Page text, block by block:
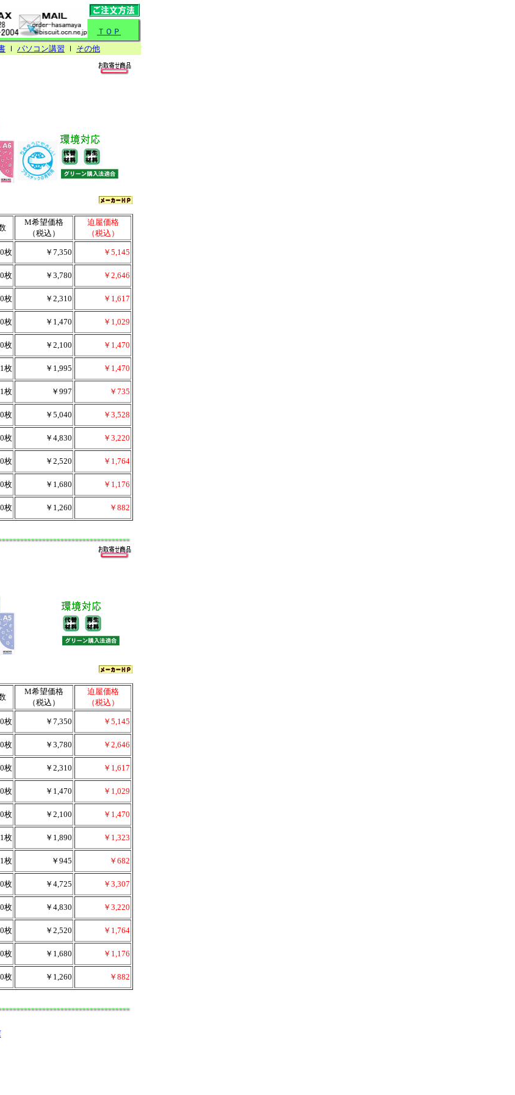
ｌ パソコン講習 ｌ その他
ＴＯＰ
M希望価格
（税込）
迫屋価格
（税込）
枚 ￥7,350 ￥5,145
枚 ￥3,780 ￥2,646
枚 ￥2,310 ￥1,617
枚 ￥1,470 ￥1,029
枚 ￥2,100 ￥1,470
1枚 ￥1,995 ￥1,470
1枚 ￥997 ￥735
枚 ￥5,040 ￥3,528
枚 ￥4,830 ￥3,220
枚 ￥2,520 ￥1,764
枚 ￥1,680 ￥1,176
枚 ￥1,260 ￥882
M希望価格
（税込）
迫屋価格
（税込）
枚 ￥7,350 ￥5,145
枚 ￥3,780 ￥2,646
枚 ￥2,310 ￥1,617
枚 ￥1,470 ￥1,029
枚 ￥2,100 ￥1,470
1枚 ￥1,890 ￥1,323
1枚 ￥945 ￥682
枚 ￥4,725 ￥3,307
枚 ￥4,830 ￥3,220
枚 ￥2,520 ￥1,764
枚 ￥1,680 ￥1,176
枚 ￥1,260 ￥882